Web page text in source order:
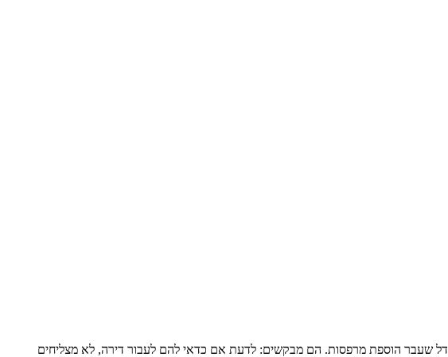
ומארח משפחה ענפה. שטח הדירה: דירה שלמה של כ-120 מ”ר ומרפסת גדולה, מגדל שעבר הוספת מרפסות. הם מבקשים: לדעת אם כדאי להם לעבור דירה, לא מצליחים